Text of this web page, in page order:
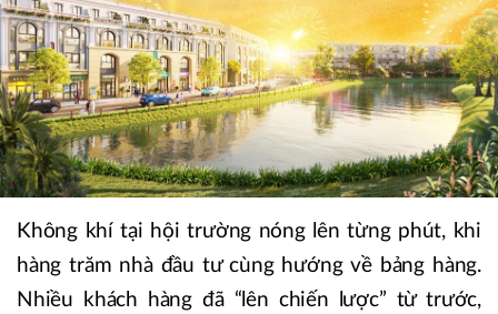
Không khí tại hội trường nóng lên từng phút, khi
hàng trăm nhà đầu tư cùng hướng về bảng hàng.
Nhiều khách hàng đã “lên chiến lược” từ trước,